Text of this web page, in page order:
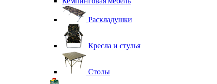
Раскладушки
Кресла и стулья
Столы